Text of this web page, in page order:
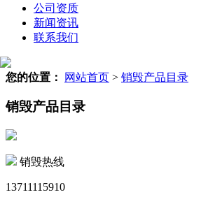
公司资质
新闻资讯
联系我们
您的位置： 网站首页 > 销毁产品目录
销毁产品目录
销毁热线
13711115910